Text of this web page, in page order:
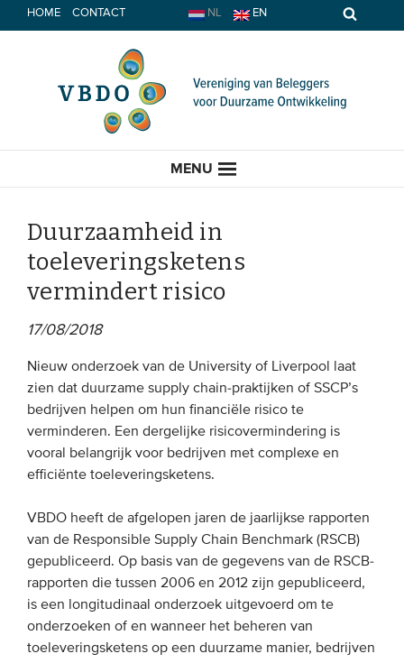
Spring
naar
HOME CONTACT NL EN
MENU
HOME
Nieuws
Opinie
EVENEMENTEN
Van leden & partners
MEDIA
Publicaties
Webinars
Duurzaamheid in
toeleveringsketens
vermindert risico
17/08/2018
Nieuw onderzoek van de University of Liverpool laat
zien dat duurzame supply chain-praktijken of SSCP’s
bedrijven helpen om hun financiële risico te
verminderen. Een dergelijke risicovermindering is
vooral belangrijk voor bedrijven met complexe en
efficiënte toeleveringsketens.
VBDO heeft de afgelopen jaren de jaarlijkse rapporten
van de Responsible Supply Chain Benchmark (RSCB)
gepubliceerd. Op basis van de gegevens van de RSCB-
rapporten die tussen 2006 en 2012 zijn gepubliceerd,
is een longitudinaal onderzoek uitgevoerd om te
onderzoeken of en wanneer het beheren van
toeleveringsketens op een duurzame manier, bedrijven